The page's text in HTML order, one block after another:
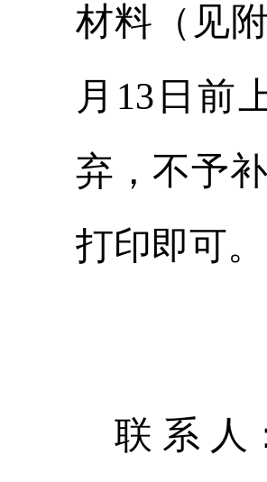
材料（ 见
月 13 日前
弃，不予
打印即可。
联 系 人